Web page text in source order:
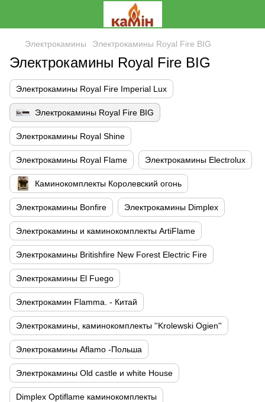
Электрокамины Электрокамины Royal Fire BIG
Электрокамины Royal Fire BIG
Электрокамины Royal Fire Imperial Lux
Электрокамины Royal Fire BIG
Электрокамины Royal Shine
Электрокамины Royal Flame Электрокамины Electrolux
Каминокомплекты Королевский огонь
Электрокамины Bonfire Электрокамины Dimplex
Электрокамины и каминокомплекты ArtiFlame
Электрокамины Britishfire New Forest Electric Fire
Электрокамины El Fuego
Электрокамин Flamma. - Китай
Электрокамины, каминокомплекты ''Krolewski Ogien''
Электрокамины Aflamo -Польша
Электрокамины Old castle и white House
Dimplex Optiflame каминокомплекты